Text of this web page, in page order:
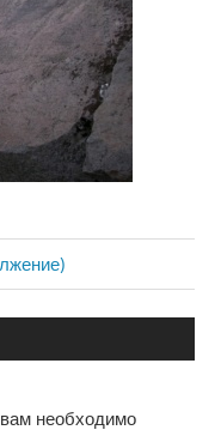
необходимо